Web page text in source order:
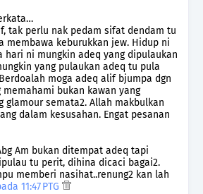
tak perlu nak pedam sifat dendam tu
membawa keburukkan jew. Hidup ni
hari ni mungkin adeq yang dipulaukan
yang pulaukan adeq tu pula
moga adeq alif bjumpa dgn
memahami bukan kawan yang
glamour semata2. Allah makbulkan
dalam kesusahan. Engat pesanan
Am bukan ditempat adeq tapi
tu perit, dihina dicaci bagai2.
memberi nasihat..renung2 kan lah
11:47 PTG